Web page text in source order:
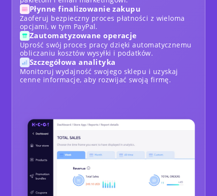
Płynne finalizowanie zakupu
Zaoferuj bezpieczny proces płatności z wieloma
opcjami, w tym PayPal.
Zautomatyzowane operacje
Uprość swój proces pracy dzięki automatycznemu
obliczaniu kosztów wysyłki i podatków.
Szczegółowa analityka
Monitoruj wydajność swojego sklepu i uzyskaj
cenne informacje, aby rozwijać swoją firmę.